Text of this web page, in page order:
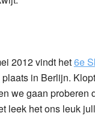
2012 vindt het6e
plaats in Berlijn.
we gaan proberen
leek het ons leuk